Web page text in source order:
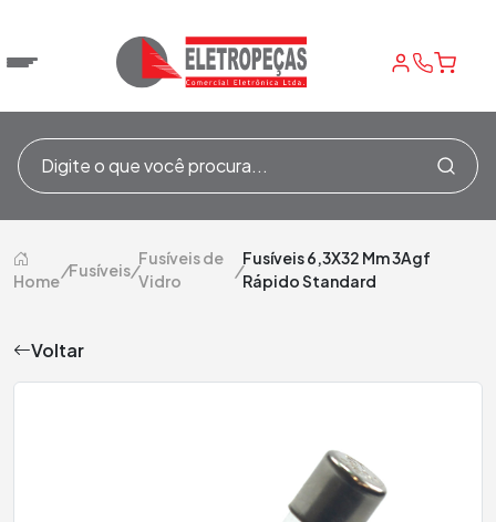
Home
/Fusíveis/
Fusíveis de
Vidro
/
Fusíveis 6,3X32 Mm 3Agf
Rápido Standard
Voltar